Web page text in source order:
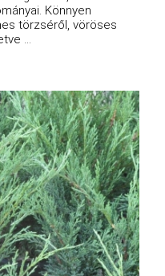
Könnyen
törzséről, vöröses
...